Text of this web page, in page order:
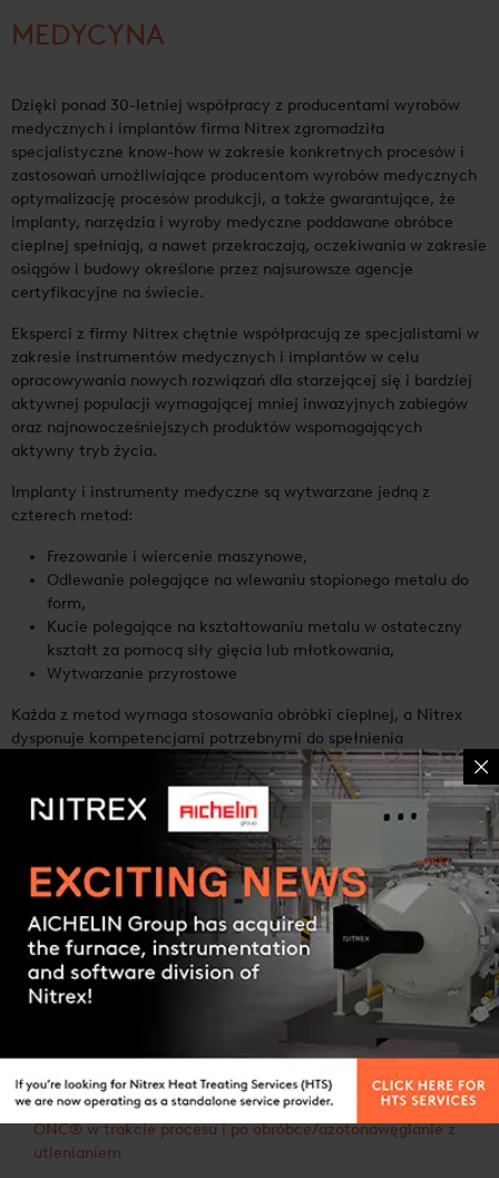
MEDYCYNA
Dzięki ponad 30-letniej współpracy z producentami wyrobów
medycznych i implantów firma Nitrex zgromadziła
specjalistyczne know-how w zakresie konkretnych procesów i
zastosowań umożliwiające producentom wyrobów medycznych
optymalizację procesów produkcji, a także gwarantujące, że
implanty, narzędzia i wyroby medyczne poddawane obróbce
cieplnej spełniają, a nawet przekraczają, oczekiwania w zakresie
osiągów i budowy określone przez najsurowsze agencje
certyfikacyjne na świecie.
Eksperci z firmy Nitrex chętnie współpracują ze specjalistami w
zakresie instrumentów medycznych i implantów w celu
opracowywania nowych rozwiązań dla starzejącej się i bardziej
aktywnej populacji wymagającej mniej inwazyjnych zabiegów
oraz najnowocześniejszych produktów wspomagających
aktywny tryb życia.
Implanty i instrumenty medyczne są wytwarzane jedną z
czterech metod:
Frezowanie i wiercenie maszynowe,
Odlewanie polegające na wlewaniu stopionego metalu do
form,
Kucie polegające na kształtowaniu metalu w ostateczny
kształt za pomocą siły gięcia lub młotkowania,
Wytwarzanie przyrostowe
Każda z metod wymaga stosowania obróbki cieplnej, a Nitrex
dysponuje kompetencjami potrzebnymi do spełnienia
najsurowszych wymogów branżowych i standardów certyfikacji.
Zapytanie ofertowe
PORTFOLIO ZASTOSOWANIA MATERIAŁY
USŁUGI OBRÓBKI CIEPLNEJ
Kontrolowane azotowanie Nitreg®
Kontrolowane azotonawęglanie Nitreg®-C i azotowanie
ONC® w trakcie procesu i po obróbce/azotonawęglanie z
utlenianiem
Contact us